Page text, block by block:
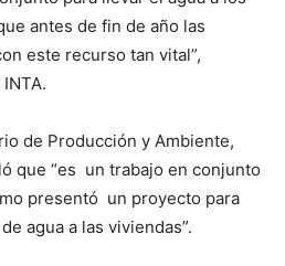
antes de fin de año las
este recurso tan vital”,
de Producción y Ambiente,
que “es un trabajo en conjunto
presentó un proyecto para
agua a las viviendas”.